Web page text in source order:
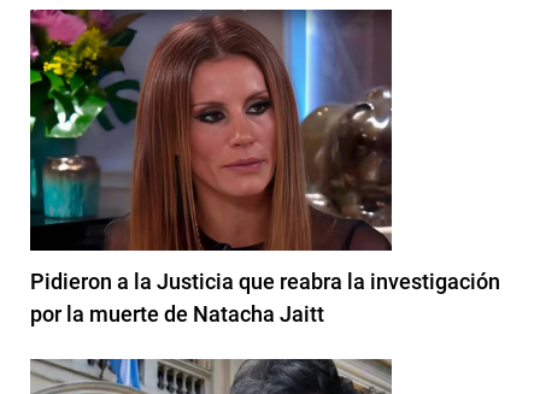
Pidieron a la Justicia que reabra la investigación
por la muerte de Natacha Jaitt